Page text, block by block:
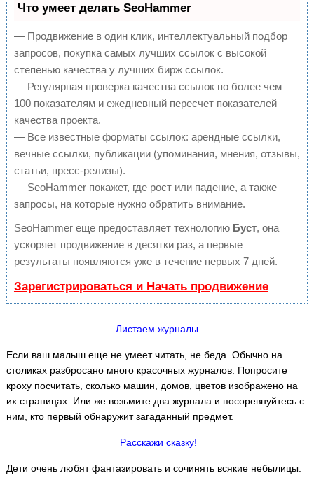
Что умеет делать SeoHammer
— Продвижение в один клик, интеллектуальный подбор
запросов, покупка самых лучших ссылок с высокой
степенью качества у лучших бирж ссылок.
— Регулярная проверка качества ссылок по более чем
100 показателям и ежедневный пересчет показателей
качества проекта.
— Все известные форматы ссылок: арендные ссылки,
вечные ссылки, публикации (упоминания, мнения, отзывы,
статьи, пресс-релизы).
— SeoHammer покажет, где рост или падение, а также
запросы, на которые нужно обратить внимание.
SeoHammer еще предоставляет технологию Буст, она
ускоряет продвижение в десятки раз, а первые
результаты появляются уже в течение первых 7 дней.
Зарегистрироваться и Начать продвижение
Листаем журналы
Если ваш малыш еще не умеет читать, не беда. Обычно на
столиках разбросано много красочных журналов. Попросите
кроху посчитать, сколько машин, домов, цветов изображено на
их страницах. Или же возьмите два журнала и посоревнуйтесь с
ним, кто первый обнаружит загаданный предмет.
Расскажи сказку!
Дети очень любят фантазировать и сочинять всякие небылицы.